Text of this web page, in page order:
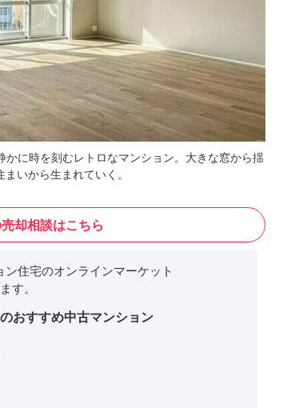
に時を刻むレトロなマンション。大きな窓から揺
いから生まれていく。
却相談はこちら
住宅のオンラインマーケット
す。
おすすめ中古マンション